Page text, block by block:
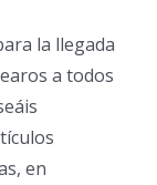
la llegada
a todos
en